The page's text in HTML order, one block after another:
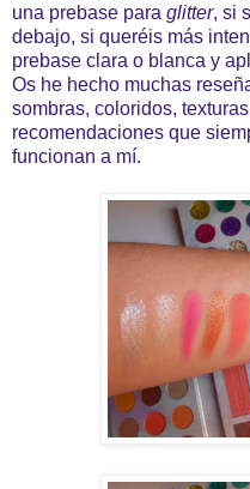
una prebase para glitter, si
debajo, si queréis más
prebase clara o blanca y
Os he hecho muchas
sombras, coloridos,
recomendaciones que
funcionan a mí.